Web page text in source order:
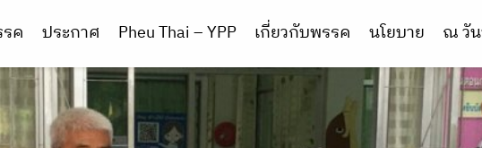
ค ประกาศ Pheu Thai – YPP เกี่ยวกับพรรค นโยบาย ณ วั